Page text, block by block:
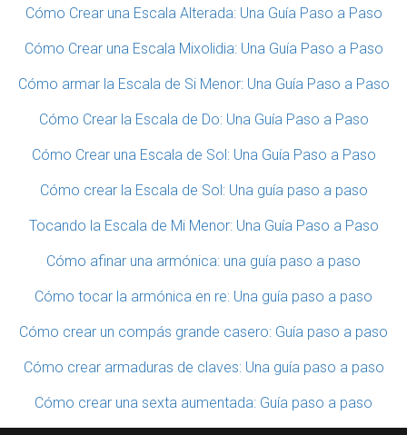
Cómo Crear una Escala Alterada: Una Guía Paso a Paso
Cómo Crear una Escala Mixolidia: Una Guía Paso a Paso
Cómo armar la Escala de Si Menor: Una Guía Paso a Paso
Cómo Crear la Escala de Do: Una Guía Paso a Paso
Cómo Crear una Escala de Sol: Una Guía Paso a Paso
Cómo crear la Escala de Sol: Una guía paso a paso
Tocando la Escala de Mi Menor: Una Guía Paso a Paso
Cómo afinar una armónica: una guía paso a paso
Cómo tocar la armónica en re: Una guía paso a paso
Cómo crear un compás grande casero: Guía paso a paso
Cómo crear armaduras de claves: Una guía paso a paso
Cómo crear una sexta aumentada: Guía paso a paso